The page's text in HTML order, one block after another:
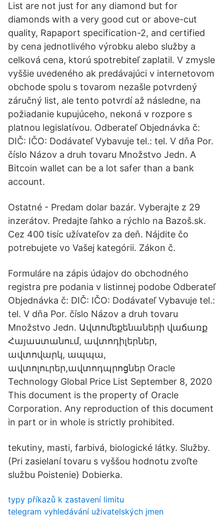
List are not just for any diamond but for
diamonds with a very good cut or above-cut
quality, Rapaport specification-2, and certified
by cena jednotlivého výrobku alebo služby a
celková cena, ktorú spotrebiteľ zaplatil. V zmysle
vyššie uvedeného ak predávajúci v internetovom
obchode spolu s tovarom nezašle potvrdený
záručný list, ale tento potvrdí až následne, na
požiadanie kupujúceho, nekoná v rozpore s
platnou legislatívou. Odberateľ Objednávka č:
DIČ: IČO: Dodávateľ Vybavuje tel.: tel. V dňa Por.
číslo Názov a druh tovaru Množstvo Jedn. A
Bitcoin wallet can be a lot safer than a bank
account.
Ostatné - Predam dolar bazár. Vyberajte z 29
inzerátov. Predajte ľahko a rýchlo na Bazoš.sk.
Cez 400 tisíc užívateľov za deň. Nájdite čo
potrebujete vo Vašej kategórii. Zákon č.
Formuláre na zápis údajov do obchodného
registra pre podania v listinnej podobe Odberateľ
Objednávka č: DIČ: IČO: Dodávateľ Vybavuje tel.:
tel. V dňa Por. číslo Názov a druh tovaru
Množstvo Jedn. Ավտոմեքենաների վաճառք
Հայաստանում, ավտոդիլերներ,
ավտովարկ, ապպա,
ավտոլուրեր,ավտոդպրոցներ Oracle
Technology Global Price List September 8, 2020
This document is the property of Oracle
Corporation. Any reproduction of this document
in part or in whole is strictly prohibited.
tekutiny, masti, farbivá, biologické látky. Služby.
(Pri zasielaní tovaru s vyššou hodnotu zvoľte
službu Poistenie) Dobierka.
typy příkazů k zastavení limitu
telegram vyhledávání uživatelských jmen